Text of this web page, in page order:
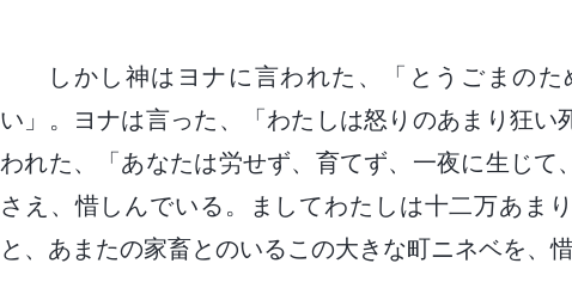
しかし神はヨナに言われた、「とうごまの
い」。ヨナは言った、「わたしは怒りのあまり狂い
われた、「あなたは労せず、育てず、一夜に生じて
さえ、惜しんでいる。ましてわたしは十二万あま
と、あまたの家畜とのいるこの大きな町ニネベを、